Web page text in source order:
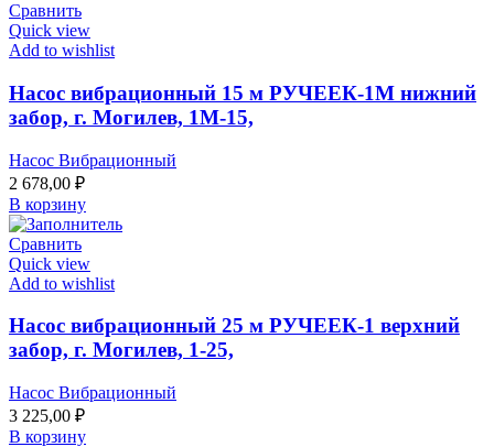
Сравнить
Quick view
Add to wishlist
Насос вибрационный 15 м РУЧЕЕК-1М нижний
забор, г. Могилев, 1М-15,
Насос Вибрационный
2 678,00 ₽
В корзину
Сравнить
Quick view
Add to wishlist
Насос вибрационный 25 м РУЧЕЕК-1 верхний
забор, г. Могилев, 1-25,
Насос Вибрационный
3 225,00 ₽
В корзину